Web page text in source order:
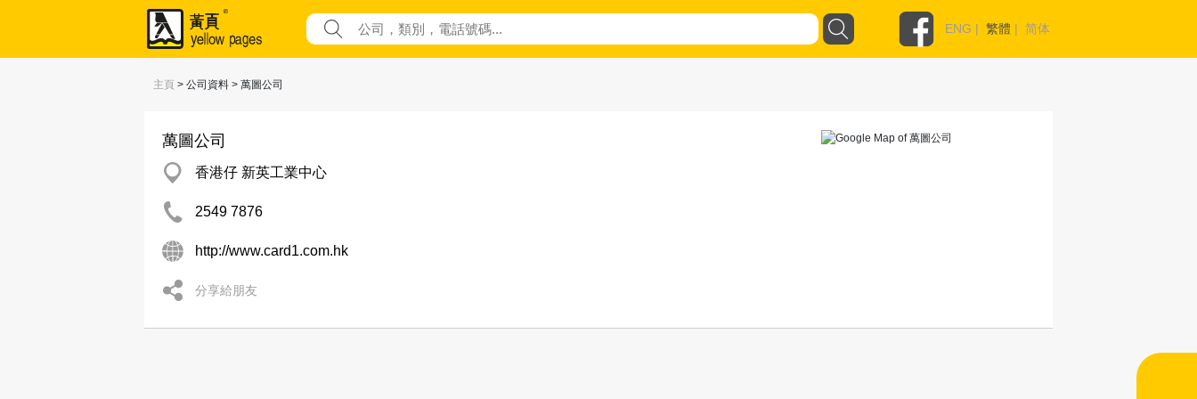
ENG | 繁體 | 简体
主頁 > 公司資料 > 萬圖公司
萬圖公司
香港仔 新英工業中心
2549 7876
http://www.card1.com.hk
分享給朋友